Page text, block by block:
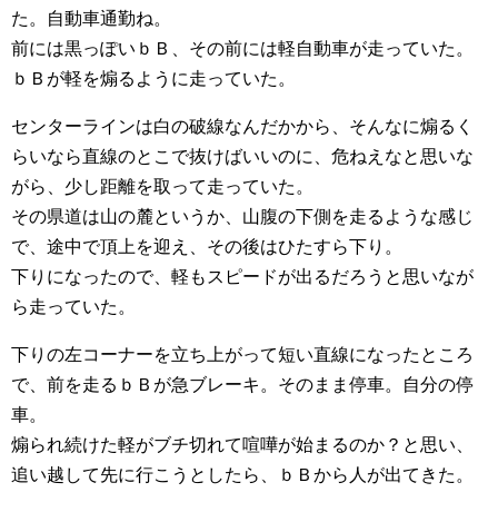
た。自動車通勤ね。
前には黒っぽいｂＢ、その前には軽自動車が走っていた。
ｂＢが軽を煽るように走っていた。
センターラインは白の破線なんだかから、そんなに煽るく
らいなら直線のとこで抜けばいいのに、危ねえなと思いな
がら、少し距離を取って走っていた。
その県道は山の麓というか、山腹の下側を走るような感じ
で、途中で頂上を迎え、その後はひたすら下り。
下りになったので、軽もスピードが出るだろうと思いなが
ら走っていた。
下りの左コーナーを立ち上がって短い直線になったところ
で、前を走るｂＢが急ブレーキ。そのまま停車。自分の停
車。
煽られ続けた軽がブチ切れて喧嘩が始まるのか？と思い、
追い越して先に行こうとしたら、ｂＢから人が出てきた。